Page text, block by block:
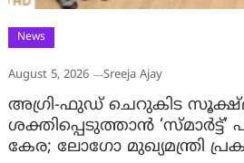
News
August 5, 2026 Sreeja Ajay
അഗ്രി-ഫുഡ് ചെറുകിട
ശക്തിപ്പെടുത്താന്‍ ‘സ്മാര്‍ട്ട്’
കേര; ലോഗോ മുഖ്യമന്ത്രി